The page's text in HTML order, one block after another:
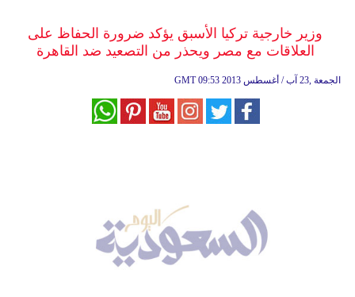
وموسيقى
وزير خارجية تركيا الأسبق يؤكد ضرورة الحفاظ على
العلاقات مع مصر ويحذر من التصعيد ضد القاهرة
GMT 09:53 2013 الجمعة ,23 آب / أغسطس